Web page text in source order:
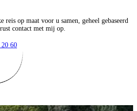
reis op maat voor u samen, geheel gebaseerd
contact met mij op.
20 60